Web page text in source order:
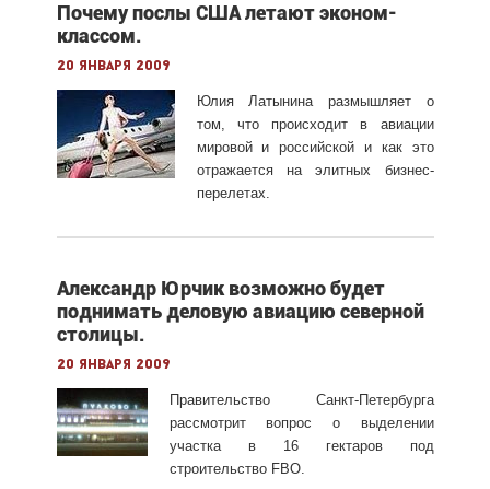
Почему послы США летают эконом-
классом.
20 января 2009
Юлия Латынина размышляет о
том, что происходит в авиации
мировой и российской и как это
отражается на элитных бизнес-
перелетах.
Александр Юрчик возможно будет
поднимать деловую авиацию северной
столицы.
20 января 2009
Правительство Санкт-Петербурга
рассмотрит вопрос о выделении
участка в 16 гектаров под
строительство FBO.